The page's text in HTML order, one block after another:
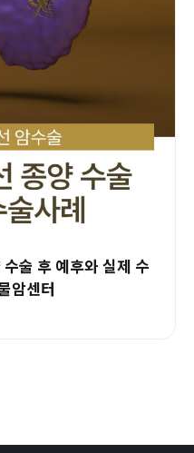
술 후 예후와 실제 수
암센터